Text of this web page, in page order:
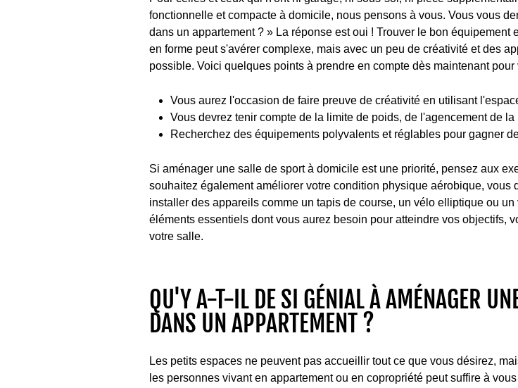
fonctionnelle et compacte à domicile, nous pensons à vous. Vous vous
dans un appartement ? » La réponse est oui ! Trouver le bon
en forme peut s'avérer complexe, mais avec un peu de créativité et des
possible. Voici quelques points à prendre en compte dès maintenant
Vous aurez l'occasion de faire preuve de créativité en utilisant
Vous devrez tenir compte de la limite de poids, de l'agencement de la
Recherchez des équipements polyvalents et réglables pour gagner
Si aménager une salle de sport à domicile est une priorité, pensez aux
souhaitez également améliorer votre condition physique aérobique,
installer des appareils comme un tapis de course, un vélo elliptique ou
éléments essentiels dont vous aurez besoin pour atteindre vos objectifs,
votre salle.
QU'Y A-T-IL DE SI GÉNIAL À AMÉNAGER
DANS UN APPARTEMENT ?
Les petits espaces ne peuvent pas accueillir tout ce que vous désirez,
les personnes vivant en appartement ou en copropriété peut suffire à